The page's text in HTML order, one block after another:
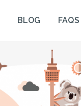
BLOG FAQS